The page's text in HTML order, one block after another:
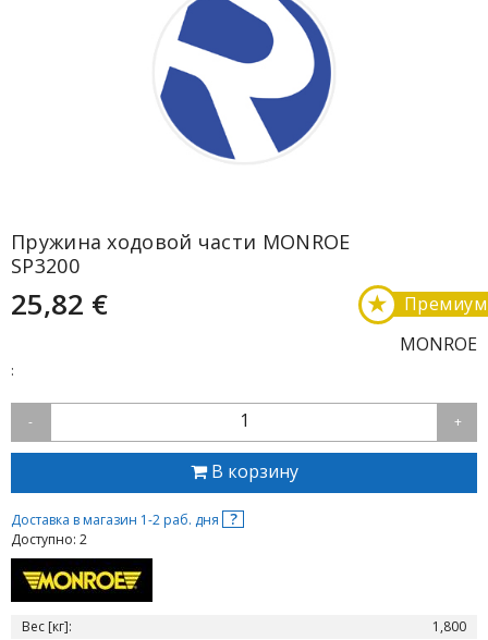
Пружина ходовой части MONROE
SP3200
25,82 € Премиум
★
MONROE
:
- 1 +
В корзину
Доставка в магазин 1-2 раб. дня ?
Доступно: 2
Вес [кг]:
1,800